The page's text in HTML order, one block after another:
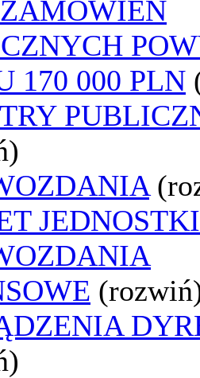
170 000 PLN